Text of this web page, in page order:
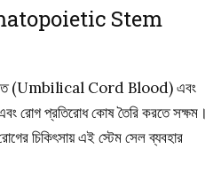
Stem
রক্ত (Umbilical Cord Blood) এবং
রোগ প্রতিরোধ কোষ তৈরি করতে সক্ষম।
চিকিৎসায় এই স্টেম সেল ব্যবহার